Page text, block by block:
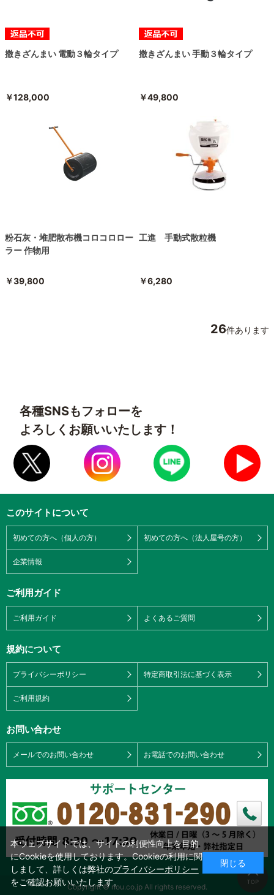
撒きざんまい 電動３輪タイプ
￥128,000
撒きざんまい 手動３輪タイプ
￥49,800
粉石灰・堆肥散布機コロコロロー
ラー 作物用
￥39,800
工進 手動式散粒機
￥6,280
26件あります
各種SNSもフォローを
よろしくお願いいたします！
このサイトについて
初めての方へ（個人の方） 初めての方へ（法人屋号の方）
企業情報
ご利用ガイド
ご利用ガイド よくあるご質問
規約について
プライバシーポリシー 特定商取引法に基づく表示
ご利用規約
お問い合わせ
メールでのお問い合わせ お電話でのお問い合わせ
Copyright © nou.co.jp All rights reserved.
本ウェブサイトでは、サイトの利便性向上を目的
にCookieを使用しております。Cookieの利用に関
しまして、詳しくは弊社のプライバシーポリシー
をご確認お願いいたします。
閉じる